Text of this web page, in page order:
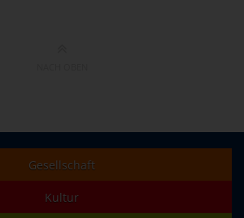
Gesellschaft
Kultur